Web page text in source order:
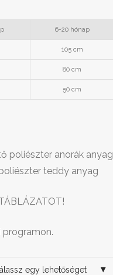
6-20 hónap
105 cm
80 cm
50 cm
poliészter anorák anyag
teddy anyag
programon.
egy lehetőséget